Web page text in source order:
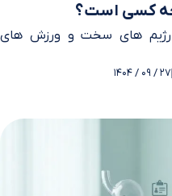
چه کسی است؟
رژیم‌ های سخت و ورزش‌ های
27 / 09 / 1404